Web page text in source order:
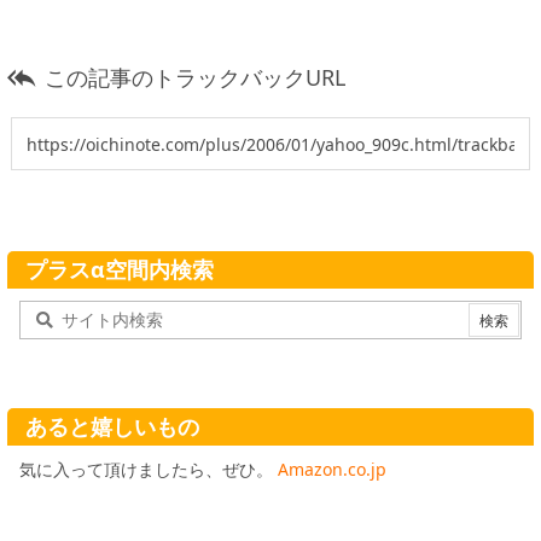
 この記事のトラックバックURL
プラスα空間内検索
あると嬉しいもの
気に入って頂けましたら、ぜひ。 Amazon.co.jp